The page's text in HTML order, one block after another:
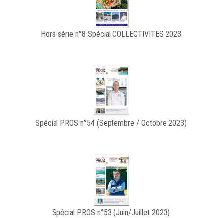
Hors-série n°8 Spécial COLLECTIVITES 2023
Spécial PROS n°54 (Septembre / Octobre 2023)
Spécial PROS n°53 (Juin/Juillet 2023)